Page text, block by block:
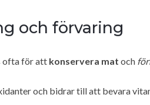
och förvaring
ofta för att konservera mat och
och bidrar till att bevara